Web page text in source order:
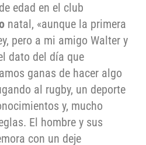
edad en el club
natal, «aunque la primera
pero a mi amigo Walter y
dato del día que
ganas de hacer algo
al rugby, un deporte
y, mucho
El hombre y sus
con un deje